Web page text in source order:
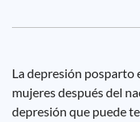
La depresión posparto
mujeres después del
depresión que puede